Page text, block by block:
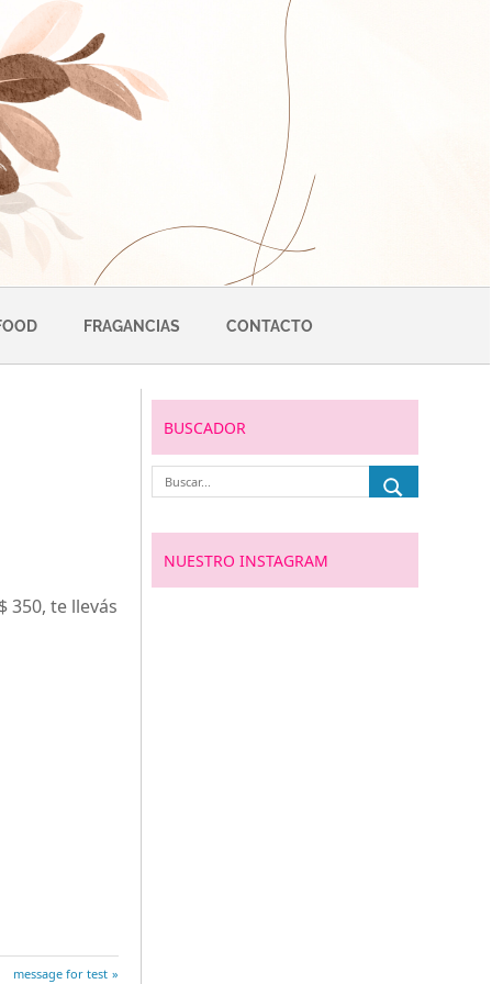
FRAGANCIAS CONTACTO
te llevás
Entrada
message for test
BUSCADOR
NUESTRO INSTAGRAM